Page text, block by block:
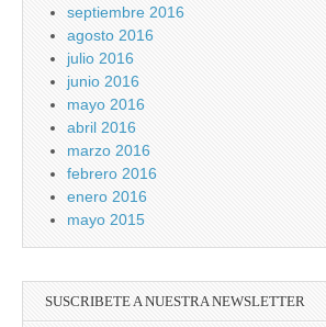
septiembre 2016
agosto 2016
julio 2016
junio 2016
mayo 2016
abril 2016
marzo 2016
febrero 2016
enero 2016
mayo 2015
SUSCRIBETE A NUESTRA NEWSLETTER